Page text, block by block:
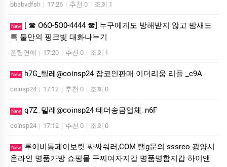
bbabvdfsh | 17:26 | 추천 0 | 조회 1
New
[ ☎ O6O-5O0-4444 ☎] 누구에게도 방해받지 않고 밤새도
록 둘만의 핑크빛 대화나누기
폰팅연애 | 17:20 | 추천 0 | 조회 1
New h7G_텔레@coinsp24 잡코인판매 이더리움 리플 _c9A
coinsp24 | 17:12 | 추천 0 | 조회 0
New q7Z_텔레@coinsp24 테더송금업체_n6F
coinsp24 | 17:12 | 추천 0 | 조회 0
New
루이비통페이보릿 싸싸숴러,COM 탤g문의 sssreo 광양시
온라인 명품가방 쇼핑몰 구찌여자지갑 명품명함지갑 하이앤